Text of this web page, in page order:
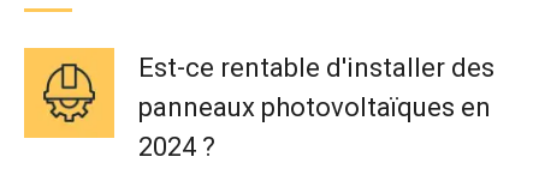
Est-ce rentable d'installer des
panneaux photovoltaïques en
2024 ?